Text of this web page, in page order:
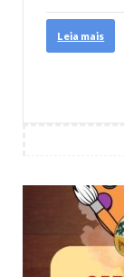
Leia mais